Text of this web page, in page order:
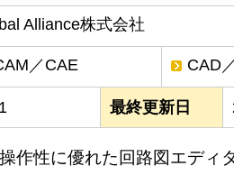
Alliance株式会社
／CAE CAD
最終更新日
作性に優れた回路図エディ